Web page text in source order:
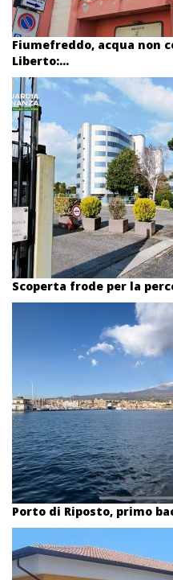
Fiumefreddo, acqua non
Liberto:...
Scoperta frode per la
Porto di Riposto, primo